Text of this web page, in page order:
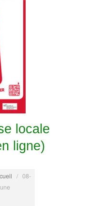
locale
ligne)
/ 08-